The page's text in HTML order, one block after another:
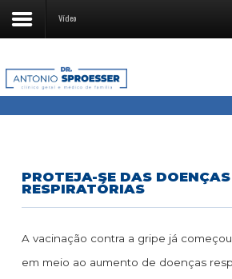
Vídeo
PROTEJA-SE DAS DOENÇAS
RESPIRATÓRIAS
A vacinação contra a gripe já
em meio ao aumento de doenças